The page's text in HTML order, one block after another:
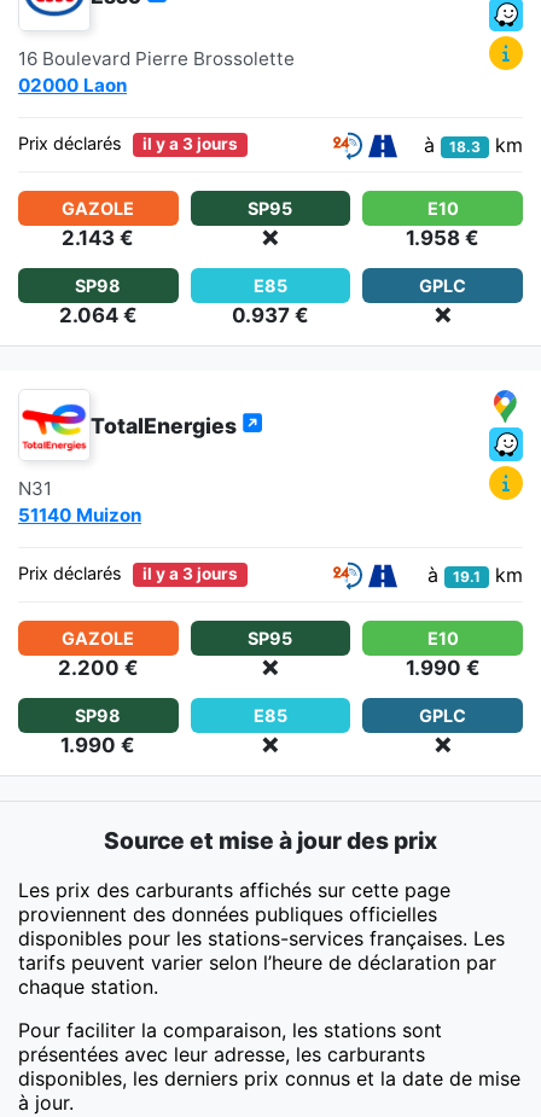
16 Boulevard Pierre Brossolette
02000 Laon
Prix déclarés il y a 3 jours à 18.3 km
GAZOLE
2.143 €
SP95
❌
E10
1.958 €
SP98
2.064 €
E85
0.937 €
GPLC
❌
TotalEnergies
N31
51140 Muizon
Prix déclarés il y a 3 jours à 19.1 km
GAZOLE
2.200 €
SP95
❌
E10
1.990 €
SP98
1.990 €
E85
❌
GPLC
❌
Source et mise à jour des prix
Les prix des carburants affichés sur cette page
proviennent des données publiques officielles
disponibles pour les stations-services françaises. Les
tarifs peuvent varier selon l’heure de déclaration par
chaque station.
Pour faciliter la comparaison, les stations sont
présentées avec leur adresse, les carburants
disponibles, les derniers prix connus et la date de mise
à jour.